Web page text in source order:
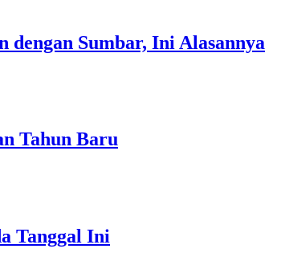
dengan Sumbar, Ini Alasannya
Tahun Baru
Tanggal Ini